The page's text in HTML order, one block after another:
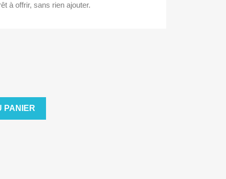
à offrir, sans rien ajouter.
PANIER